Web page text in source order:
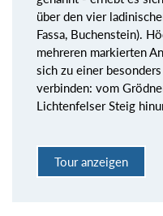
über den vier
Fassa, Buchenstein).
mehreren markierten
sich zu einer
verbinden: vom
Lichtenfelser Steig
Tour anzeigen